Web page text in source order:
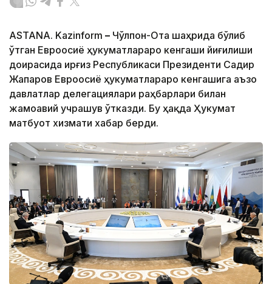
ASTANA. Kazinform – Чўлпон-Ота шаҳрида бўлиб
ўтган Евроосиё ҳукуматлараро кенгаши йиғилиши
доирасида Қирғиз Республикаси Президенти Садир
Жапаров Евроосиё ҳукуматлараро кенгашига аъзо
давлатлар делегациялари раҳбарлари билан
жамоавий учрашув ўтказди. Бу ҳақда Ҳукумат
матбуот хизмати хабар берди.